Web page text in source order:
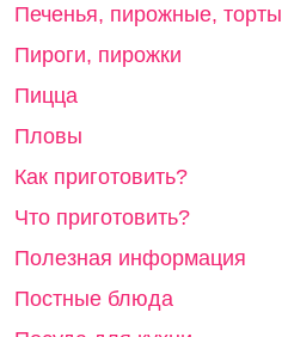
Печенья, пирожные, торты
Пироги, пирожки
Пицца
Пловы
Как приготовить?
Что приготовить?
Полезная информация
Постные блюда